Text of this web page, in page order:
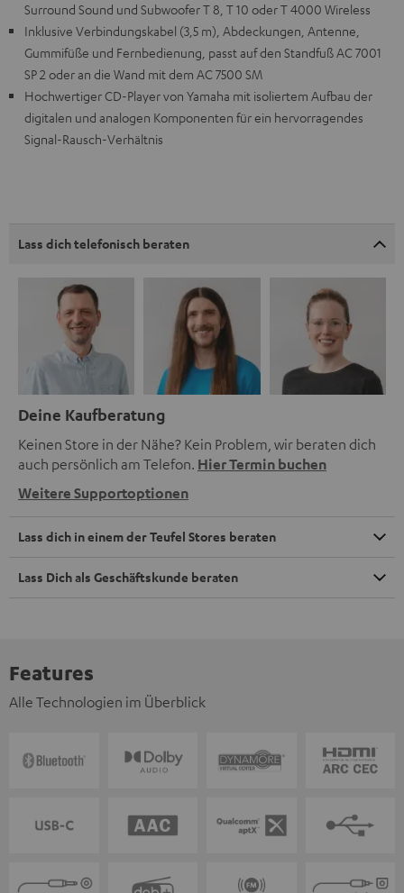
Surround Sound und Subwoofer T 8, T 10 oder T 4000 Wireless
Inklusive Verbindungskabel (3,5 m), Abdeckungen, Antenne,
Gummifüße und Fernbedienung, passt auf den Standfuß AC 7001
SP 2 oder an die Wand mit dem AC 7500 SM
Hochwertiger CD-Player von Yamaha mit isoliertem Aufbau der
digitalen und analogen Komponenten für ein hervorragendes
Signal-Rausch-Verhältnis
Lass dich telefonisch beraten
Deine Kaufberatung
Keinen Store in der Nähe? Kein Problem, wir beraten dich
auch persönlich am Telefon. Hier Termin buchen
Weitere Supportoptionen
Lass dich in einem der Teufel Stores beraten
Lass Dich als Geschäftskunde beraten
Features
Alle Technologien im Überblick